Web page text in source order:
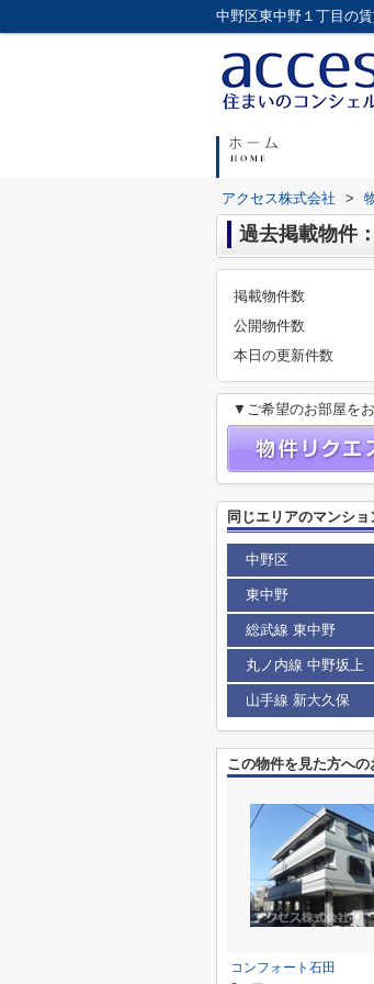
アクセス株式会社 >
過去掲載物件
掲載物件数
公開物件数
本日の更新件数
▼ご希望のお部屋を
同じエリアのマンショ
中野区
東中野
総武線 東中野
丸ノ内線 中野坂上
山手線 新大久保
この物件を見た方への
コンフォート石田